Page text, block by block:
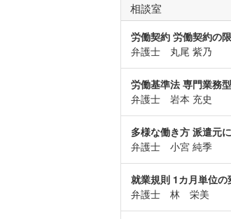
相談室
労働契約 労働契約の
弁護士 丸尾 紫乃
労働基準法 専門業務
弁護士 岩本 充史
多様な働き方 派遣元
弁護士 小宮 純季
就業規則 1カ月単位
弁護士 林 栄美